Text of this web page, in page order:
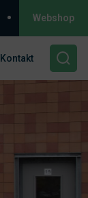
Webshop
Kontakt